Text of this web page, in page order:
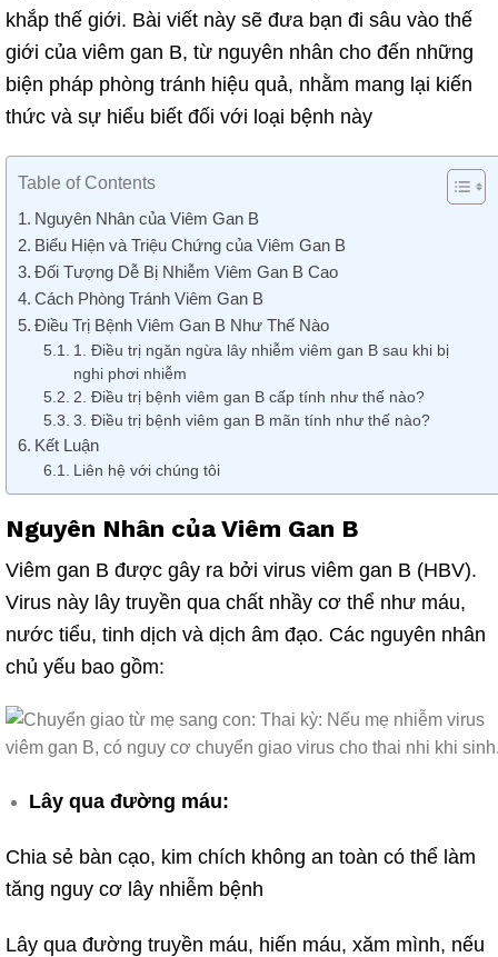
khắp thế giới. Bài viết này sẽ đưa bạn đi sâu vào thế
giới của viêm gan B, từ nguyên nhân cho đến những
biện pháp phòng tránh hiệu quả, nhằm mang lại kiến
thức và sự hiểu biết đối với loại bệnh này
Table of Contents
Nguyên Nhân của Viêm Gan B
Biểu Hiện và Triệu Chứng của Viêm Gan B
Đối Tượng Dễ Bị Nhiễm Viêm Gan B Cao
Cách Phòng Tránh Viêm Gan B
Điều Trị Bệnh Viêm Gan B Như Thế Nào
1. Điều trị ngăn ngừa lây nhiễm viêm gan B sau khi bị
nghi phơi nhiễm
2. Điều trị bệnh viêm gan B cấp tính như thế nào?
3. Điều trị bệnh viêm gan B mãn tính như thế nào?
Kết Luận
Liên hệ với chúng tôi
Nguyên Nhân củaViêm Gan B
Viêm gan B được gây ra bởi virus viêm gan B (HBV).
Virus này lây truyền qua chất nhầy cơ thể như máu,
nước tiểu, tinh dịch và dịch âm đạo. Các nguyên nhân
chủ yếu bao gồm:
Lây qua đường máu:
Chia sẻ bàn cạo, kim chích không an toàn có thể làm
tăng nguy cơ lây nhiễm bệnh
Lây qua đường truyền máu, hiến máu, xăm mình, nếu